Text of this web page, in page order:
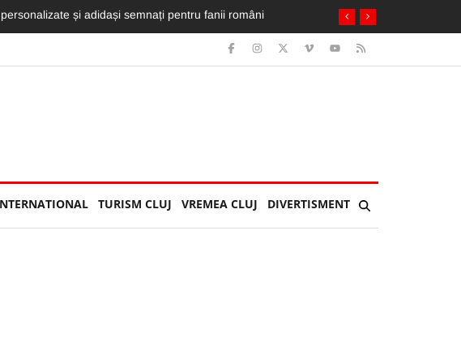
nu se poate. Trei nopți bum-bum, dar întinerește orașul”
TURISM CLUJ VREMEA CLUJ DIVERTISMENT